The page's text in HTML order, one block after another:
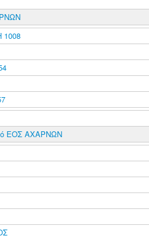
ΕΟΣ ΑΧΑΡΝΩΝ